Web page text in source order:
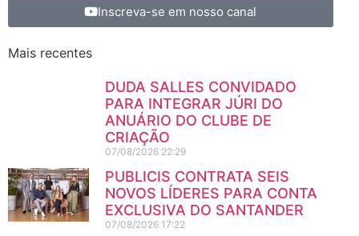
Inscreva-se em nosso canal
Mais recentes
DUDA SALLES CONVIDADO
PARA INTEGRAR JÚRI DO
ANUÁRIO DO CLUBE DE
CRIAÇÃO
07/08/2026 22:29
PUBLICIS CONTRATA SEIS
NOVOS LÍDERES PARA CONTA
EXCLUSIVA DO SANTANDER
07/08/2026 17:22